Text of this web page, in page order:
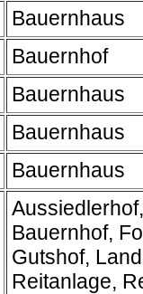
Bauernhaus
Bauernhof
Bauernhaus
Bauernhaus
Bauernhaus
Bauernhof,
Gutshof,
Reitanlage,